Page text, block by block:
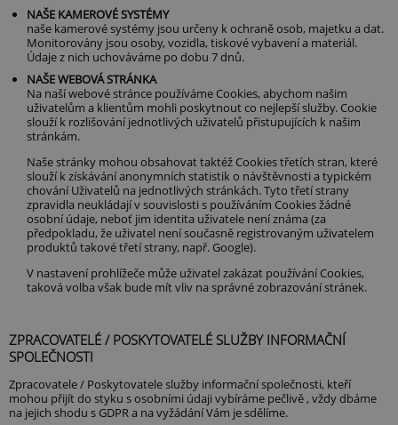
NAŠE KAMEROVÉ SYSTÉMY
naše kamerové systémy jsou určeny k ochraně osob, majetku a dat.
Monitorovány jsou osoby, vozidla, tiskové vybavení a materiál.
Údaje z nich uchováváme po dobu 7 dnů.
NAŠE WEBOVÁ STRÁNKA
Na naší webové stránce používáme Cookies, abychom našim
uživatelům a klientům mohli poskytnout co nejlepší služby. Cookie
slouží k rozlišování jednotlivých uživatelů přistupujících k našim
stránkám.
Naše stránky mohou obsahovat taktéž Cookies třetích stran, které
slouží k získávání anonymních statistik o návštěvnosti a typickém
chování Uživatelů na jednotlivých stránkách. Tyto třetí strany
zpravidla neukládají v souvislosti s používáním Cookies žádné
osobní údaje, neboť jim identita uživatele není známa (za
předpokladu, že uživatel není současně registrovaným uživatelem
produktů takové třetí strany, např. Google).
V nastavení prohlížeče může uživatel zakázat používání Cookies,
taková volba však bude mít vliv na správné zobrazování stránek.
ZPRACOVATELÉ / POSKYTOVATELÉ SLUŽBY INFORMAČNÍ
SPOLEČNOSTI
Zpracovatele / Poskytovatele služby informační společnosti, kteří
mohou přijít do styku s osobními údaji vybíráme pečlivě , vždy dbáme
na jejich shodu s GDPR a na vyžádání Vám je sdělíme.